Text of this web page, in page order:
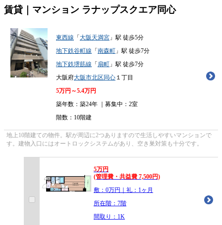
賃貸｜マンション ラナップスクエア同心
東西線 「大阪天満宮 」駅 徒歩5分
地下鉄谷町線 「南森町 」駅 徒歩7分
地下鉄堺筋線 「扇町 」駅 徒歩7分
大阪府大阪市北区同心 １丁目
5万円～5.4万円
築年数：築24年 ｜募集中： 2室
階数：10階建
地上10階建ての物件。駅が周辺に2つありますので生活しやすいマンションで
す。建物入口にはオートロックシステムがあり、空き巣対策も十分です。
5万円
(管理費・共益費 7,500円)
敷：0万円｜礼：1ヶ月
所在階：7階
間取り：1K